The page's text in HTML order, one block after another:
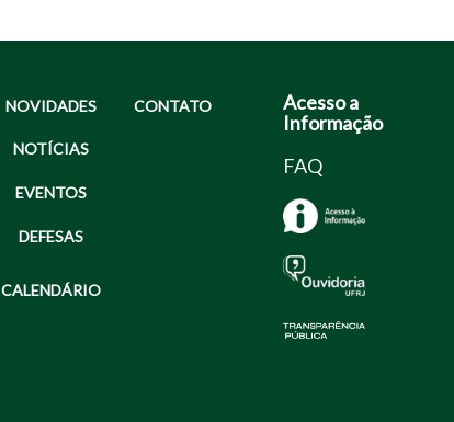
NOVIDADES
NOTÍCIAS
EVENTOS
DEFESAS
CALENDÁRIO
CONTATO
Acesso a
Informação
FAQ